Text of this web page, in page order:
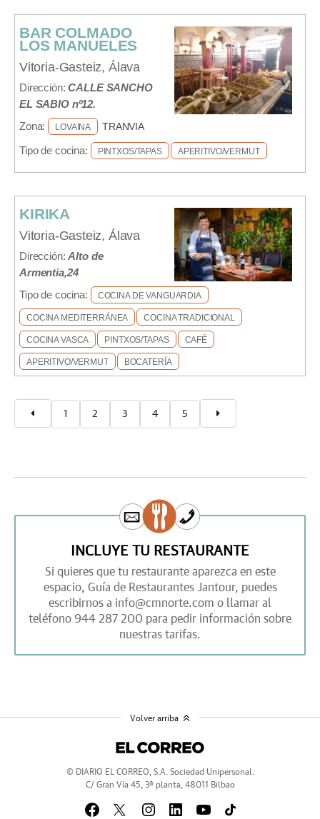
BAR COLMADO
LOS MANUELES
Vitoria-Gasteiz, Álava
Dirección:CALLE SANCHO
EL SABIO nº12.
Zona:
LOVAINA TRANVIA
Tipo de cocina: PINTXOS/TAPAS APERITIVO/VERMUT
KIRIKA
Vitoria-Gasteiz, Álava
Dirección:Alto de
Armentia,24
Tipo de cocina:
COCINA DE VANGUARDIA
COCINA MEDITERRÁNEA COCINA TRADICIONAL
COCINA VASCA PINTXOS/TAPAS CAFÉ
APERITIVO/VERMUT BOCATERÍA
1 2 3 4 5
INCLUYE TU RESTAURANTE
Si quieres que tu restaurante aparezca en este
espacio, Guía de Restaurantes Jantour, puedes
escribirnos a info@cmnorte.com o llamar al
teléfono 944 287 200 para pedir información sobre
nuestras tarifas.
© DIARIO EL CORREO, S.A. Sociedad Unipersonal.
C/ Gran Vía 45, 3ª planta, 48011 Bilbao
Volver arriba